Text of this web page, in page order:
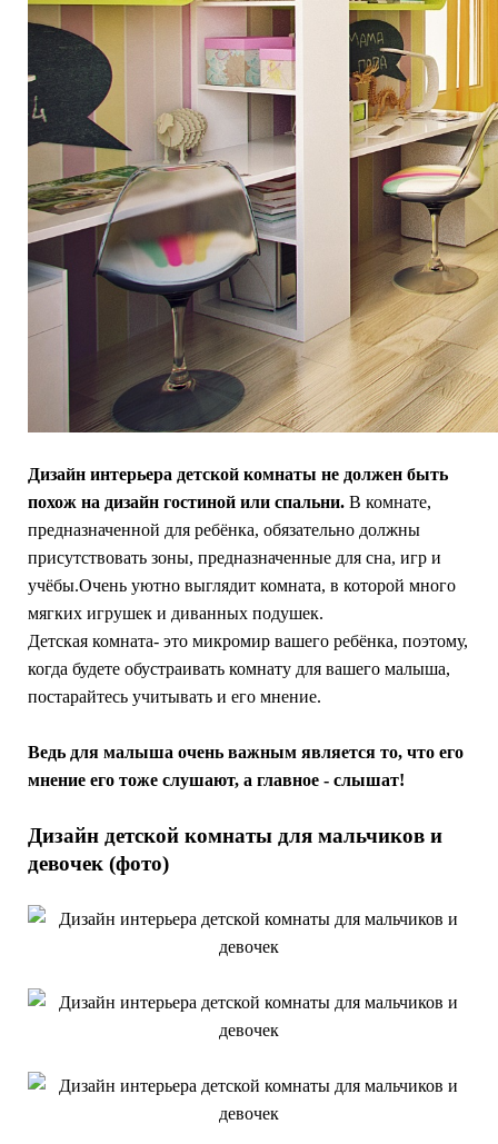
Дизайн интерьера детской комнаты не должен быть
похож на дизайн гостиной или спальни. В комнате,
предназначенной для ребёнка, обязательно должны
присутствовать зоны, предназначенные для сна, игр и
учёбы.Очень уютно выглядит комната, в которой много
мягких игрушек и диванных подушек.
Детская комната- это микромир вашего ребёнка, поэтому,
когда будете обустраивать комнату для вашего малыша,
постарайтесь учитывать и его мнение.
Ведь для малыша очень важным является то, что его
мнение его тоже слушают, а главное - слышат!
Дизайн детской комнаты для мальчиков и
девочек (фото)